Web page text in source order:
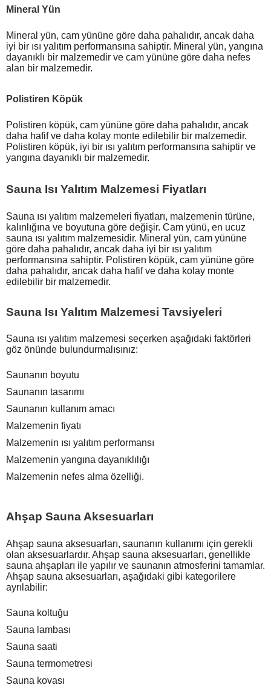
Mineral Yün
Mineral yün, cam yününe göre daha pahalıdır, ancak daha
iyi bir ısı yalıtım performansına sahiptir. Mineral yün, yangına
dayanıklı bir malzemedir ve cam yününe göre daha nefes
alan bir malzemedir.
Polistiren Köpük
Polistiren köpük, cam yününe göre daha pahalıdır, ancak
daha hafif ve daha kolay monte edilebilir bir malzemedir.
Polistiren köpük, iyi bir ısı yalıtım performansına sahiptir ve
yangına dayanıklı bir malzemedir.
Sauna Isı Yalıtım Malzemesi Fiyatları
Sauna ısı yalıtım malzemeleri fiyatları, malzemenin türüne,
kalınlığına ve boyutuna göre değişir. Cam yünü, en ucuz
sauna ısı yalıtım malzemesidir. Mineral yün, cam yününe
göre daha pahalıdır, ancak daha iyi bir ısı yalıtım
performansına sahiptir. Polistiren köpük, cam yününe göre
daha pahalıdır, ancak daha hafif ve daha kolay monte
edilebilir bir malzemedir.
Sauna Isı Yalıtım Malzemesi Tavsiyeleri
Sauna ısı yalıtım malzemesi seçerken aşağıdaki faktörleri
göz önünde bulundurmalısınız:
Saunanın boyutu
Saunanın tasarımı
Saunanın kullanım amacı
Malzemenin fiyatı
Malzemenin ısı yalıtım performansı
Malzemenin yangına dayanıklılığı
Malzemenin nefes alma özelliği.
Ahşap Sauna Aksesuarları
Ahşap sauna aksesuarları, saunanın kullanımı için gerekli
olan aksesuarlardır. Ahşap sauna aksesuarları, genellikle
sauna ahşapları ile yapılır ve saunanın atmosferini tamamlar.
Ahşap sauna aksesuarları, aşağıdaki gibi kategorilere
ayrılabilir:
Sauna koltuğu
Sauna lambası
Sauna saati
Sauna termometresi
Sauna kovası